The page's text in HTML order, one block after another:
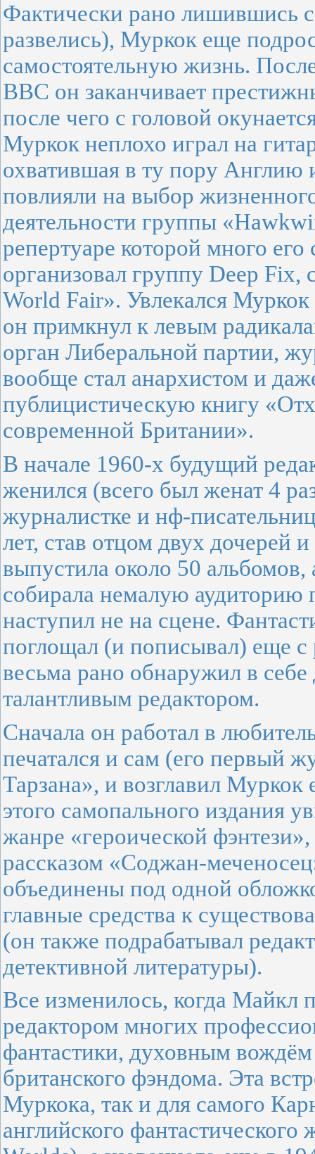
Фактически рано лишившись
развелись), Муркок еще
самостоятельную жизнь.
ВВС он заканчивает
после чего с головой
Муркок неплохо играл на
охватившая в ту пору Англию
повлияли на выбор
деятельности группы
репертуаре которой много
организовал группу Deep Fix,
World Fair». Увлекался
он примкнул к левым
орган Либеральной партии,
вообще стал анархистом и
публицистическую книгу
современной Британии».
В начале 1960-х будущий
женился (всего был женат 4
журналистке и нф-
лет, став отцом двух дочерей
выпустила около 50
собирала немалую аудиторию
наступил не на сцене.
поглощал (и пописывал) еще с
весьма рано обнаружил в
талантливым редактором.
Сначала он работал в
печатался и сам (его первый
Тарзана», и возглавил
этого самопального издания
жанре «героической
рассказом «Соджан-
объединены под одной
главные средства к
(он также подрабатывал
детективной литературы).
Все изменилось, когда Майкл
редактором многих
фантастики, духовным
британского фэндома. Эта
Муркока, так и для самого
английского